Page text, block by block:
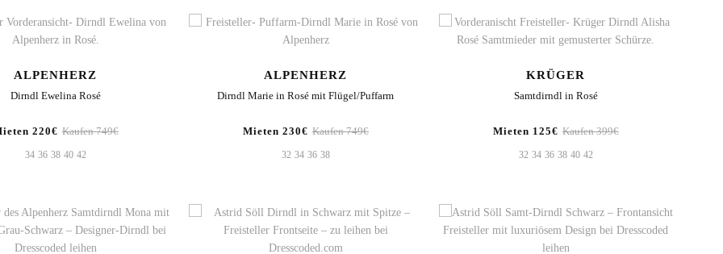
ALPENHERZ
Dirndl Ewelina Rosé
220€ Kaufen 749€
34 36 38 40 42
ALPENHERZ
Dirndl Marie in Rosé mit Flügel/Puffarm
Mieten 230€ Kaufen 749€
32 34 36 38
KRÜGER
Samtdirndl in Rosé
Mieten 125€ Kaufen 399€
32 34 36 38 40 42